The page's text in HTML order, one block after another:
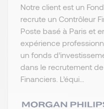
Notre client est un
recrute un Contrôleur
Poste basé à Paris et
expérience
un fonds
dans le recrutement
Financiers. L’équi...